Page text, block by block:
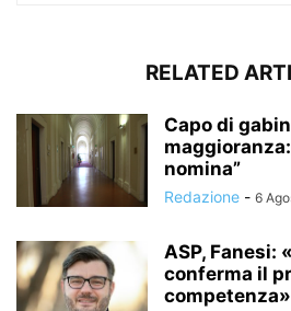
RELATED
Capo di
nomina”
Redazione - 6
ASP, Fanesi:
conferma il
competenza»